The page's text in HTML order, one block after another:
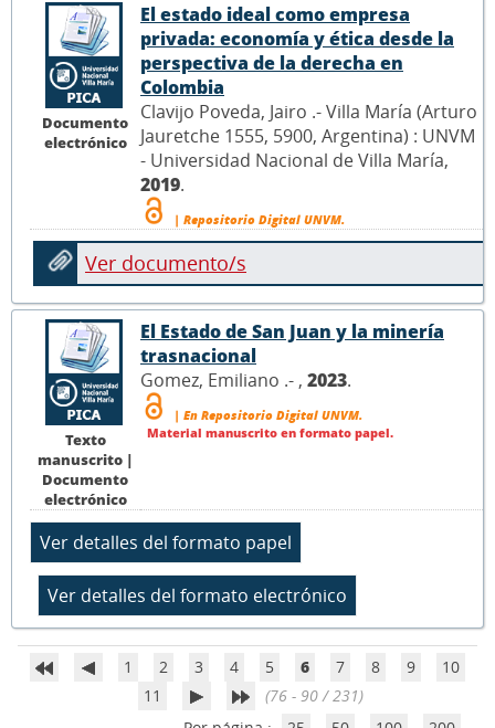
Documento
electrónico
El estado ideal como empresa
privada: economía y ética desde la
perspectiva de la derecha en
Colombia
Clavijo Poveda, Jairo .- Villa María (Arturo
Jauretche 1555, 5900, Argentina) : UNVM
- Universidad Nacional de Villa María,
2019.
| Repositorio Digital UNVM.
Ver documento/s
Texto
manuscrito |
Documento
electrónico
El Estado de San Juan y la minería
trasnacional
Gomez, Emiliano .- , 2023.
| En Repositorio Digital UNVM.
Material manuscrito en formato papel.
1 2 3 4 5 6 7 8 9
10
11
(76 - 90 / 231)